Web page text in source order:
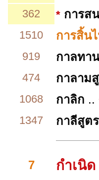
362 * การส
1510 การสิ้น
919
กาลทา
474
กาลาม
1068
กาลิก ..
1347
กาลีสูตร
7 กำเนิ